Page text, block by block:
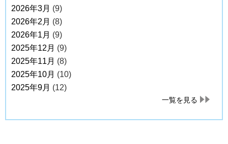
2026年3月 (9)
2026年2月 (8)
2026年1月 (9)
2025年12月 (9)
2025年11月 (8)
2025年10月 (10)
2025年9月 (12)
一覧を見る